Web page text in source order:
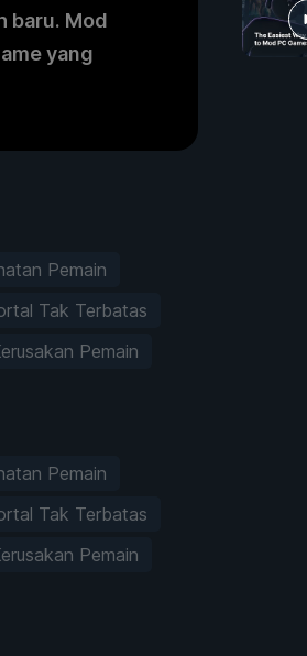
baru. Mod
yang
Pemain
Tak Terbatas
Pemain
Pemain
Tak Terbatas
Pemain